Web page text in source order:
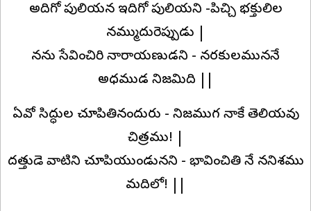
అదిగో పులియన ఇదిగో పులియని -పిచ్చి భక్తులిల
నమ్ముదురెప్పుడు |
నను సేవించిరి నారాయణుడని - నరకులముననే
అధముడ నిజమిది ||
ఏవో సిద్ధుల చూపితినందురు - నిజముగ నాకే తెలియవు
చిత్రము! |
దత్తుడె వాటిని చూపియుండునని - భావించితి నే ననిశము
మదిలో! ||